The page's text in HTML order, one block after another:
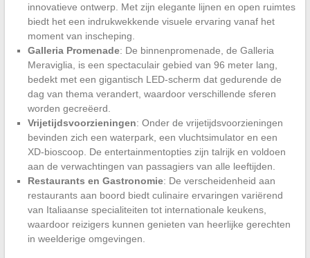
innovatieve ontwerp. Met zijn elegante lijnen en open ruimtes
biedt het een indrukwekkende visuele ervaring vanaf het
moment van inscheping.
Galleria Promenade: De binnenpromenade, de Galleria
Meraviglia, is een spectaculair gebied van 96 meter lang,
bedekt met een gigantisch LED-scherm dat gedurende de
dag van thema verandert, waardoor verschillende sferen
worden gecreëerd.
Vrijetijdsvoorzieningen: Onder de vrijetijdsvoorzieningen
bevinden zich een waterpark, een vluchtsimulator en een
XD-bioscoop. De entertainmentopties zijn talrijk en voldoen
aan de verwachtingen van passagiers van alle leeftijden.
Restaurants en Gastronomie: De verscheidenheid aan
restaurants aan boord biedt culinaire ervaringen variërend
van Italiaanse specialiteiten tot internationale keukens,
waardoor reizigers kunnen genieten van heerlijke gerechten
in weelderige omgevingen.